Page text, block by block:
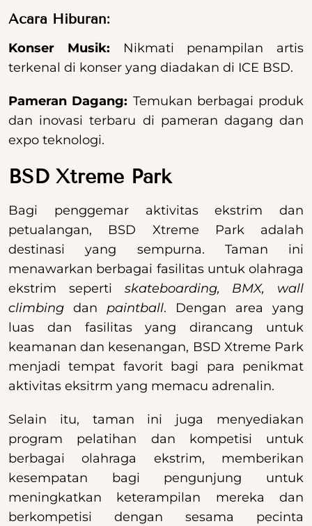
Acara Hiburan:
Konser Musik: Nikmati penampilan artis
terkenal di konser yang diadakan di ICE BSD.
Pameran Dagang: Temukan berbagai produk
dan inovasi terbaru di pameran dagang dan
expo teknologi.
BSD Xtreme Park
Bagi penggemar aktivitas ekstrim dan
petualangan, BSD Xtreme Park adalah
destinasi yang sempurna. Taman ini
menawarkan berbagai fasilitas untuk olahraga
ekstrim seperti skateboarding, BMX, wall
climbing dan paintball. Dengan area yang
luas dan fasilitas yang dirancang untuk
keamanan dan kesenangan, BSD Xtreme Park
menjadi tempat favorit bagi para penikmat
aktivitas eksitrm yang memacu adrenalin.
Selain itu, taman ini juga menyediakan
program pelatihan dan kompetisi untuk
berbagai olahraga ekstrim, memberikan
kesempatan bagi pengunjung untuk
meningkatkan keterampilan mereka dan
berkompetisi dengan sesama pecinta